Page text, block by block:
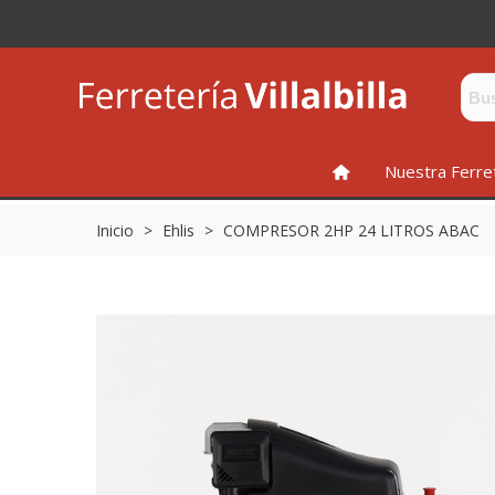
INICIONuestra
Inicio > Ehlis > COMPRESOR 2HP 24 LITROS ABAC